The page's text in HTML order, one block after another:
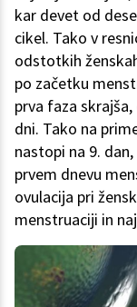
kar devet od
cikel. Tako v
odstotkih
po začetku
prva faza
dni. Tako na
nastopi na 9.
prvem dnevu
ovulacija pri
menstruaciji in